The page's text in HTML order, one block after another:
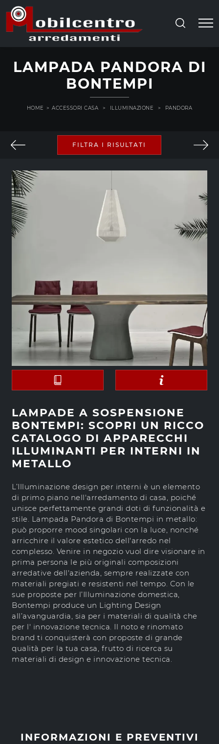
LAMPADA PANDORA DI
BONTEMPI
HOME > ACCESSORI CASA > ILLUMINAZIONE > PANDORA
FILTRA I RISULTATI
LAMPADE A SOSPENSIONE
BONTEMPI: SCOPRI UN RICCO
CATALOGO DI APPARECCHI
ILLUMINANTI PER INTERNI IN
METALLO
L’Illuminazione design per interni è un elemento
di primo piano nell'arredamento di casa, poiché
unisce perfettamente grandi doti di funzionalità e
stile. Lampada Pandora di Bontempi in metallo:
può proporre mood singolari con la luce, nonché
arricchire il valore estetico dell'arredo nel
complesso. Venire in negozio vuol dire visionare in
prima persona le più originali composizioni
arredative dell'azienda, sempre realizzate con
materiali pregiati e resistenti nel tempo. Con le
sue proposte per l’Illuminazione domestica,
Bontempi produce un Lighting Design
all’avanguardia, sia per i materiali di qualità che
per l' innovazione tecnica. Il noto e rinomato
brand ti conquisterà con proposte di grande
qualità per la tua casa, frutto di ricerca su
materiali di design e innovazione tecnica.
INFORMAZIONI E PREVENTIVI